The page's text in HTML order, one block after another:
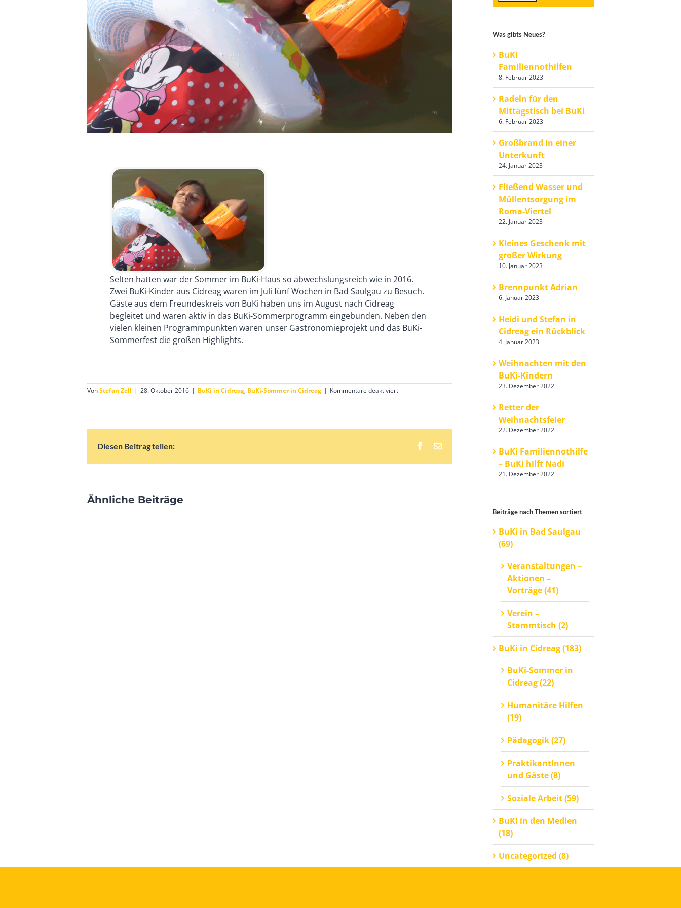
Selten hatten war der Sommer im BuKi-Haus so abwechslungsreich wie in 2016.
Zwei BuKi-Kinder aus Cidreag waren im Juli fünf Wochen in Bad Saulgau zu Besuch.
Gäste aus dem Freundeskreis von BuKi haben uns im August nach Cidreag
begleitet und waren aktiv in das BuKi-Sommerprogramm eingebunden. Neben den
vielen kleinen Programmpunkten waren unser Gastronomieprojekt und das BuKi-
Sommerfest die großen Highlights.
VonStefan Zell | 28. Oktober 2016 | BuKi in Cidreag, BuKi-Sommer in Cidreag | Kommentare deaktiviertfür
Oktober
Sommer
im
Diesen Beitrag teilen: Facebook
E-
Ähnliche Beiträge
Was gibts Neues?
BuKi
Familiennothilfen
8. Februar 2023
Radeln für den
Mittagstisch bei BuKi
6. Februar 2023
Großbrand in einer
Unterkunft
24. Januar 2023
Fließend Wasser und
Müllentsorgung im
Roma-Viertel
22. Januar 2023
Kleines Geschenk mit
großer Wirkung
10. Januar 2023
Brennpunkt Adrian
6. Januar 2023
Heidi und Stefan in
Cidreag ein Rückblick
4. Januar 2023
Weihnachten mit den
BuKi-Kindern
23. Dezember 2022
Retter der
Weihnachtsfeier
22. Dezember 2022
BuKi Familiennothilfe
– BuKi hilft Nadi
21. Dezember 2022
Beiträge nach Themen sortiert
BuKi in Bad Saulgau
(69)
Veranstaltungen –
Aktionen –
Vorträge (41)
Verein –
Stammtisch (2)
BuKi in Cidreag (183)
BuKi-Sommer in
Cidreag (22)
Humanitäre Hilfen
(19)
Pädagogik (27)
PraktikantInnen
und Gäste (8)
Soziale Arbeit (59)
BuKi in den Medien
(18)
Uncategorized (8)